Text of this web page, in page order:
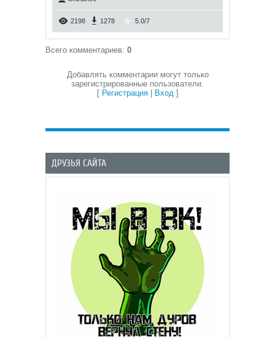
2198 1278 5.0/7
Всего комментариев: 0
Добавлять комментарии могут только
зарегистрированные пользователи.
[ Регистрация| Вход]
ДРУЗЬЯ САЙТА